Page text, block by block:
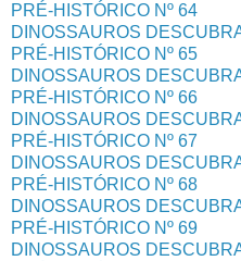
PRÉ-HISTÓRICO Nº 64
DINOSSAUROS
PRÉ-HISTÓRICO Nº 65
DINOSSAUROS
PRÉ-HISTÓRICO Nº 66
DINOSSAUROS
PRÉ-HISTÓRICO Nº 67
DINOSSAUROS
PRÉ-HISTÓRICO Nº 68
DINOSSAUROS
PRÉ-HISTÓRICO Nº 69
DINOSSAUROS